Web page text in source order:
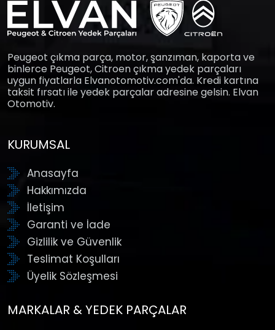
Peugeot çıkma parça, motor, şanzıman, kaporta ve
binlerce Peugeot, Citroen çıkma yedek parçaları
uygun fiyatlarla Elvanotomotiv.com'da. Kredi kartına
taksit fırsatı ile yedek parçalar adresine gelsin. Elvan
Otomotiv.
KURUMSAL
Anasayfa
Hakkımızda
İletişim
Garanti ve İade
Gizlilik ve Güvenlik
Teslimat Koşulları
Üyelik Sözleşmesi
MARKALAR & YEDEK PARÇALAR